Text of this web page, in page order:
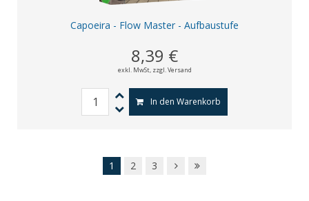
Capoeira - Flow Master - Aufbaustufe
8,39 €
exkl. MwSt, zzgl. Versand
In den Warenkorb
1 2 3